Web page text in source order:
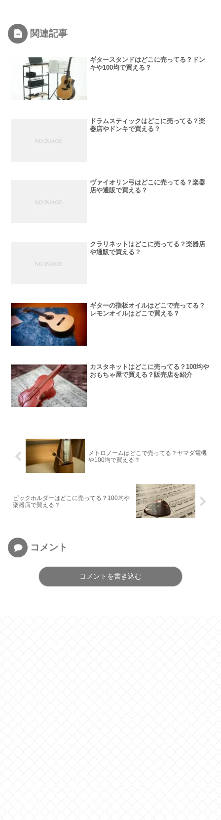
関連記事
ギタースタンドはどこに売ってる？ドン
キや100均で買える？
ドラムスティックはどこに売ってる？楽
器店やドンキで買える？
ヴァイオリン弓はどこに売ってる？楽器
店や通販で買える？
クラリネットはどこに売ってる？楽器店
や通販で買える？
ギターの指板オイルはどこで売ってる？
レモンオイルはどこで買える？
カスタネットはどこに売ってる？100均や
おもちゃ屋で買える？販売店を紹介
メトロノームはどこで売ってる？ヤマダ電機
や100均で買える？
ピックホルダーはどこに売ってる？100均や
楽器店で買える？
コメント
コメントを書き込む